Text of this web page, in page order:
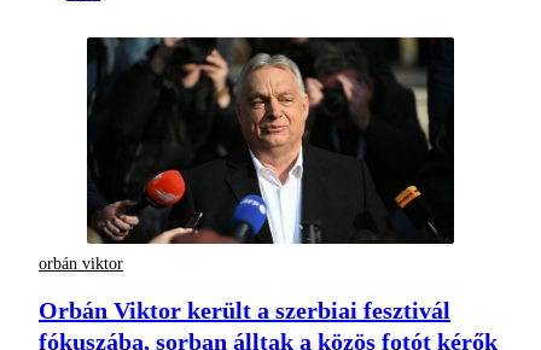
orbán viktor
Orbán Viktor került a szerbiai fesztivál
fókuszába, sorban álltak a közös fotót kérők